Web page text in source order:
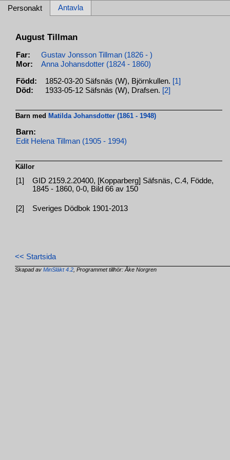
Personakt Antavla
August Tillman
Far:
Gustav Jonsson Tillman (1826 - )
Mor:
Anna Johansdotter (1824 - 1860)
Född: 1852-03-20 Säfsnäs (W), Björnkullen. [1]
Död:
1933-05-12 Säfsnäs (W), Drafsen. [2]
Barn med Matilda Johansdotter (1861 - 1948)
Barn:
Edit Helena Tillman (1905 - 1994)
Källor
[1]
GID 2159.2.20400, [Kopparberg] Säfsnäs, C.4, Födde,
1845 - 1860, 0-0, Bild 66 av 150
[2] Sveriges Dödbok 1901-2013
<< Startsida
Skapad avMinSläkt 4.2 , Programmet tillhör: Åke Norgren